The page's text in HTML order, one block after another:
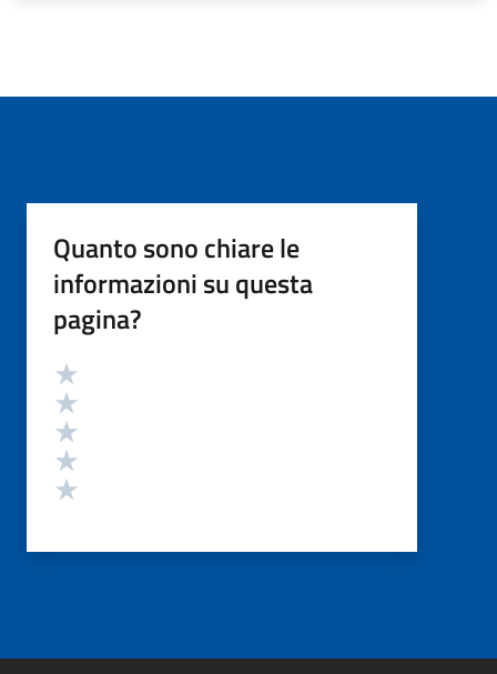
Quanto sono chiare le
informazioni su questa
pagina?
Valutazione